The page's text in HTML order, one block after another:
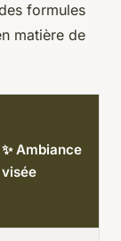
formules
matière de
✨ Ambiance
visée